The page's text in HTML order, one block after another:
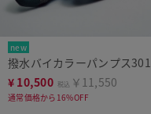
new
撥水バイカラーパンプス301
¥ 10,500 税込 ￥11,550
通常価格から16%OFF